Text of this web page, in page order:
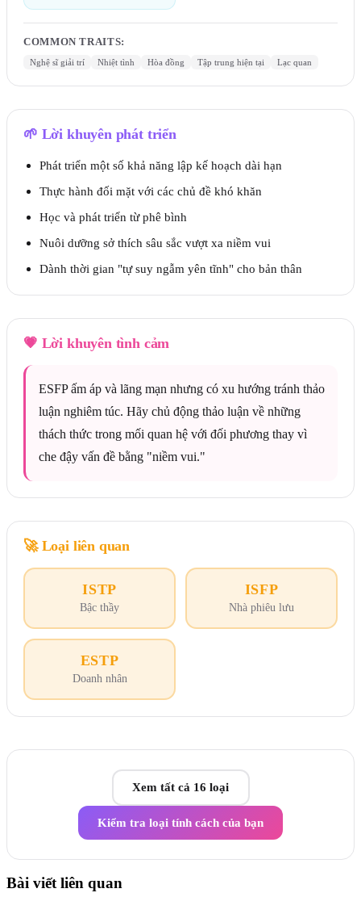
COMMON TRAITS:
Nghệ sĩ giải trí Nhiệt tình Hòa đồng Tập trung hiện tại Lạc quan
🌱 Lời khuyên phát triển
Phát triển một số khả năng lập kế hoạch dài hạn
Thực hành đối mặt với các chủ đề khó khăn
Học và phát triển từ phê bình
Nuôi dưỡng sở thích sâu sắc vượt xa niềm vui
Dành thời gian "tự suy ngẫm yên tĩnh" cho bản thân
💗 Lời khuyên tình cảm
ESFP ấm áp và lãng mạn nhưng có xu hướng tránh thảo
luận nghiêm túc. Hãy chủ động thảo luận về những
thách thức trong mối quan hệ với đối phương thay vì
che đậy vấn đề bằng "niềm vui."
🚀 Loại liên quan
ISTP
Bậc thầy
ISFP
Nhà phiêu lưu
ESTP
Doanh nhân
Xem tất cả 16 loại
Kiểm tra loại tính cách của bạn
Bài viết liên quan